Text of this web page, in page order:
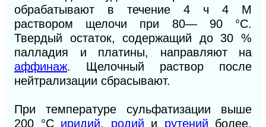
обрабатывают в течение 4 ч 4 М
раствором щелочи при 80— 90 °С.
Твердый остаток, содержащий до 30 %
палладия и платины, направляют на
аффинаж. Щелочный раствор после
нейтрализации сбрасывают.
При температуре сульфатизации выше
200 °С иридий, родий и рутений более,